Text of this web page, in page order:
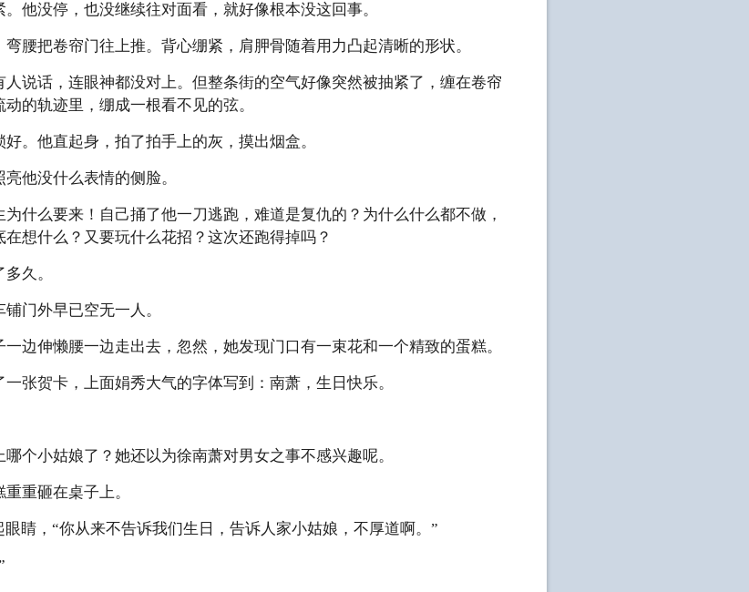
他没停，也没继续往对面看，就好像根本没这回事。
腰把卷帘门往上推。背心绷紧，肩胛骨随着用力凸起清晰的形状。
说话，连眼神都没对上。但整条街的空气好像突然被抽紧了，缠在卷帘
的轨迹里，绷成一根看不见的弦。
。他直起身，拍了拍手上的灰，摸出烟盒。
他没什么表情的侧脸。
什么要来！自己捅了他一刀逃跑，难道是复仇的？为什么什么都不做，
想什么？又要玩什么花招？这次还跑得掉吗？
久。
门外早已空无一人。
边伸懒腰一边走出去，忽然，她发现门口有一束花和一个精致的蛋糕。
张贺卡，上面娟秀大气的字体写到：南萧，生日快乐。
个小姑娘了？她还以为徐南萧对男女之事不感兴趣呢。
重砸在桌子上。
睛，“你从来不告诉我们生日，告诉人家小姑娘，不厚道啊。”